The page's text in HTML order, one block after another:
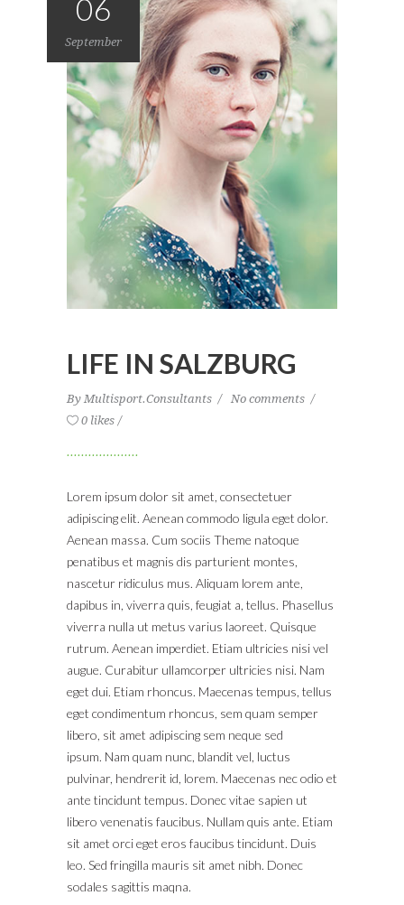
06
September
LIFE IN SALZBURG
By Multisport.Consultants
No comments
0 likes
Lorem ipsum dolor sit amet, consectetuer
adipiscing elit. Aenean commodo ligula eget dolor.
Aenean massa. Cum sociis Theme natoque
penatibus et magnis dis parturient montes,
nascetur ridiculus mus. Aliquam lorem ante,
dapibus in, viverra quis, feugiat a, tellus. Phasellus
viverra nulla ut metus varius laoreet. Quisque
rutrum. Aenean imperdiet. Etiam ultricies nisi vel
augue. Curabitur ullamcorper ultricies nisi. Nam
eget dui. Etiam rhoncus. Maecenas tempus, tellus
eget condimentum rhoncus, sem quam semper
libero, sit amet adipiscing sem neque sed
ipsum. Nam quam nunc, blandit vel, luctus
pulvinar, hendrerit id, lorem. Maecenas nec odio et
ante tincidunt tempus. Donec vitae sapien ut
libero venenatis faucibus. Nullam quis ante. Etiam
sit amet orci eget eros faucibus tincidunt. Duis
leo. Sed fringilla mauris sit amet nibh. Donec
sodales sagittis maqna.